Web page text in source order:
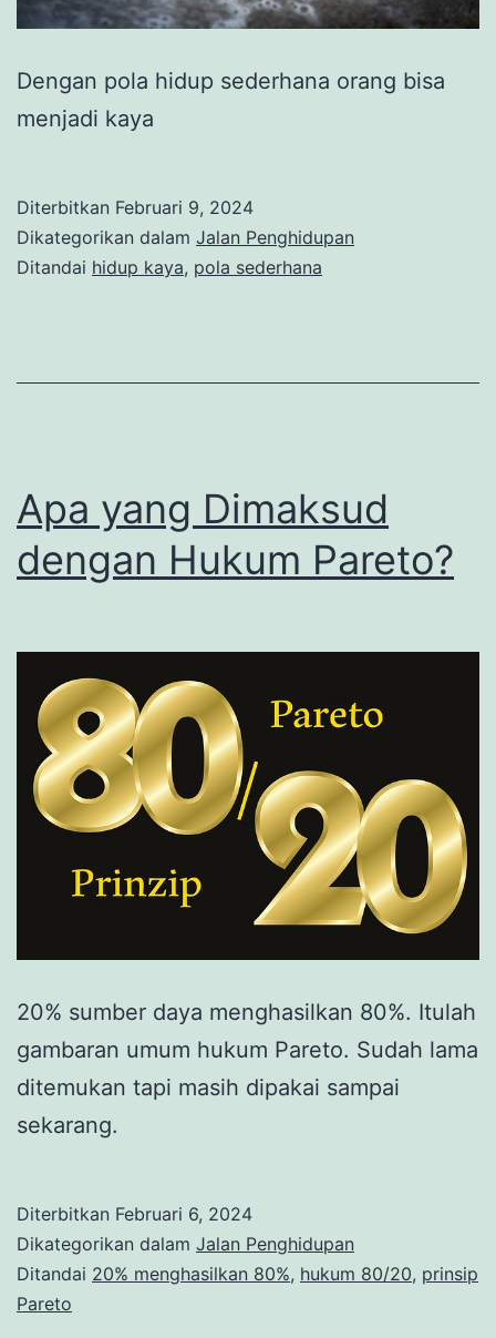
Dengan pola hidup sederhana orang bisa
menjadi kaya
Diterbitkan Februari 9, 2024
Dikategorikan dalam Jalan Penghidupan
Ditandai hidup kaya, pola sederhana
Apa yang Dimaksud
dengan Hukum Pareto?
20% sumber daya menghasilkan 80%. Itulah
gambaran umum hukum Pareto. Sudah lama
ditemukan tapi masih dipakai sampai
sekarang.
Diterbitkan Februari 6, 2024
Dikategorikan dalam Jalan Penghidupan
Ditandai 20% menghasilkan 80%, hukum 80/20, prinsip
Pareto